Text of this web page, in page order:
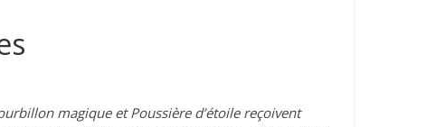
magique et Poussière d’étoile reçoivent